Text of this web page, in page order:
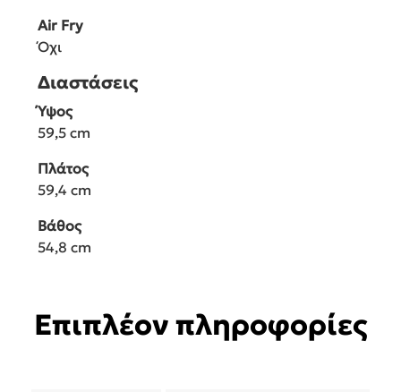
Air Fry
Όχι
Διαστάσεις
Ύψος
59,5 cm
Πλάτος
59,4 cm
Βάθος
54,8 cm
Επιπλέον πληροφορίες